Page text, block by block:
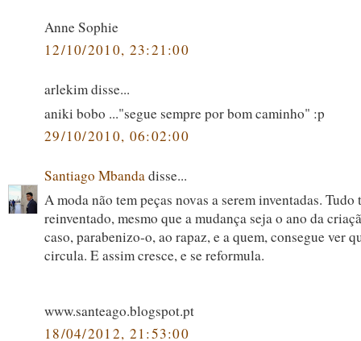
Anne Sophie
12/10/2010, 23:21:00
arlekim disse...
aniki bobo ..."segue sempre por bom caminho" :p
29/10/2010, 06:02:00
Santiago Mbandadisse...
A moda não tem peças novas a serem inventadas. Tudo
reinventado, mesmo que a mudança seja o ano da
caso, parabenizo-o, ao rapaz, e a quem, consegue ver
circula. E assim cresce, e se reformula.
www.santeago.blogspot.pt
18/04/2012, 21:53:00